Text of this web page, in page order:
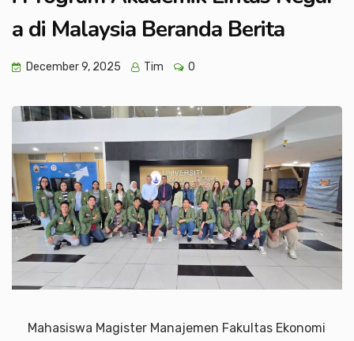
a di Malaysia Beranda Berita
December 9, 2025 Tim 0
Mahasiswa Magister Manajemen Fakultas Ekonomi